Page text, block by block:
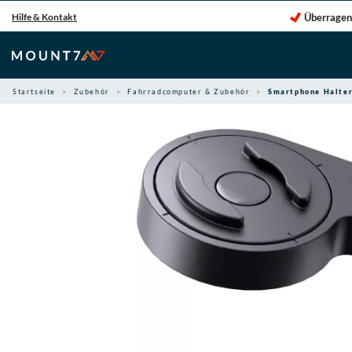
Inhalt
springen
Hilfe & Kontakt
Startseite Zubehör Fahrradcomputer & Zubehör Smartphone